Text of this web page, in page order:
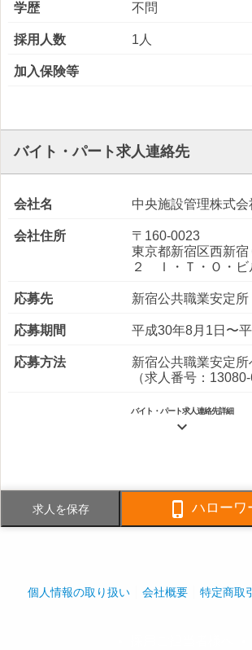
学歴 不問
採用人数 1人
加入保険等
バイト・パート求人連絡先
会社名 中央施設管理株式会
会社住所
〒160-0023
東京都新宿区西新宿
２ Ｉ・Ｔ・Ｏ・ビ
応募先 新宿公共職業安定所
応募期間 平成30年8月1日〜
応募方法
新宿公共職業安定所
（求人番号：
バイト・パート求人連絡先詳細

事業内容 清掃業及びビルメ
求人を保存  ハローワ
個人情報の取り扱い 会社概要 特定商取